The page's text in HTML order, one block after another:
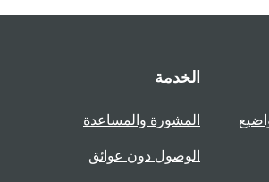
الخدمة
المشورة والمساعدة
الوصول دون عوائق